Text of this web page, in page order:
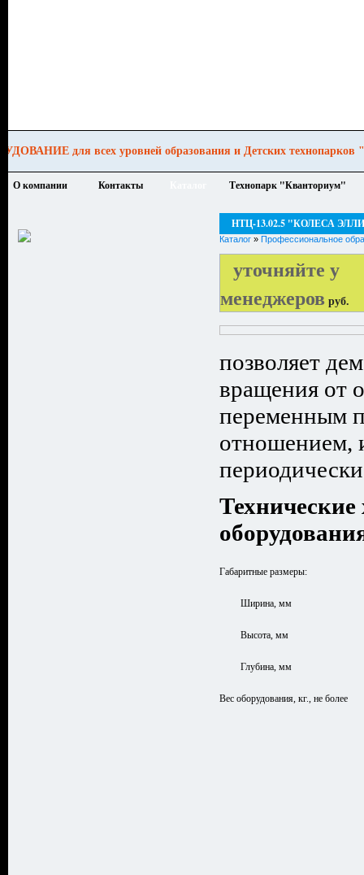
и Детских технопарков
О компании Контакты Технопарк "Кванториум"
НТЦ-13.02.5 "КОЛЕСА
Каталог » Профессиональное
уточняйте у
менеджеров руб.
позволяет
вращения от
переменным
отношением,
Габаритные размеры:
Ширина, мм
Высота, мм
Глубина, мм
Вес оборудования, кг., не более